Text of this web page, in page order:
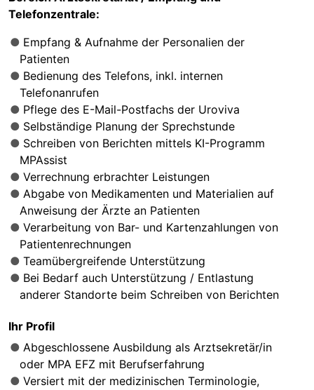
Telefonzentrale:
Empfang & Aufnahme der Personalien der
Patienten
Bedienung des Telefons, inkl. internen
Telefonanrufen
Pflege des E-Mail-Postfachs der Uroviva
Selbständige Planung der Sprechstunde
Schreiben von Berichten mittels KI-Programm
MPAssist
Verrechnung erbrachter Leistungen
Abgabe von Medikamenten und Materialien auf
Anweisung der Ärzte an Patienten
Verarbeitung von Bar- und Kartenzahlungen von
Patientenrechnungen
Teamübergreifende Unterstützung
Bei Bedarf auch Unterstützung / Entlastung
anderer Standorte beim Schreiben von Berichten
Ihr Profil
Abgeschlossene Ausbildung als Arztsekretär/in
oder MPA EFZ mit Berufserfahrung
Versiert mit der medizinischen Terminologie,